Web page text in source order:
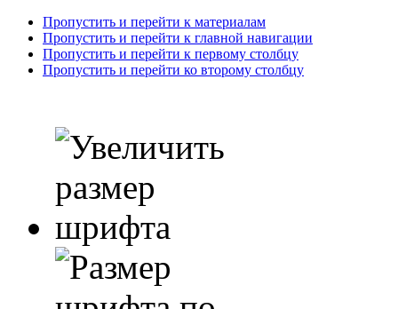
Пропустить и перейти к материалам
Пропустить и перейти к главной навигации
Пропустить и перейти к первому столбцу
Пропустить и перейти ко второму столбцу